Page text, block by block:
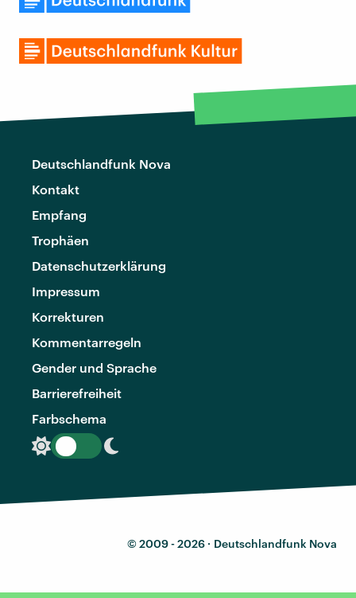
Deutschlandfunk Nova
Kontakt
Empfang
Trophäen
Datenschutzerklärung
Impressum
Korrekturen
Kommentarregeln
Gender und Sprache
Barrierefreiheit
Farbschema
© 2009 - 2026 · Deutschlandfunk Nova